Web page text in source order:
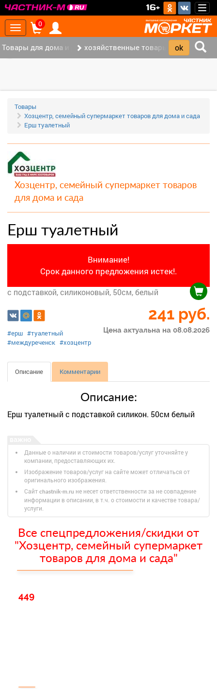
16+
Toggle
navigation
0
Товары для дома и офиса (115)хозяйственные товары (36)
Товары
Хозцентр, семейный супермаркет товаров для дома и сада
Ерш туалетный
Хозцентр, семейный супермаркет товаров
для дома и сада
Ерш туалетный
Внимание!
Срок данного предложения истек!.
с подставкой, силиконовый, 50см, белый
241 руб.
Цена актуальна на 08.08.2026
#ерш #туалетный
#междуреченск #хозцентр
Описание Комментарии
Описание:
Ерш туалетный с подставкой силикон. 50см белый
Данные о наличии и стоимости товаров/услуг уточняйте у
компании, предоставляющих их.
Изображение товаров/услуг на сайте может отличаться от
оригинального изображения.
Сайт chastnik-m.ru не несет ответственности за не совпадение
информации в описании, в т.ч. о стоимости и качестве товара/
услуги.
Все спецпредложения/скидки от
"Хозцентр, семейный супермаркет
товаров для дома и сада"
449
‹ ›